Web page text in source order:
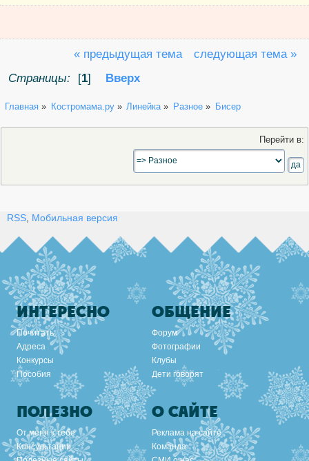
« предыдущая тема
следующая тема »
Страницы:
[1] Вверх
Главная » Костромама.ру» Линейка » Разное» Бисер
Перейти в:
RSS Мобильная версия
ИНТЕРЕСНО
Почитать
Адреса
Конкурсы
Пособия
ОБЩЕНИЕ
Форум
Фотографии
Клубы
Дети говорят
ПОЛЕЗНО
От меня к тебе
Консультации
О САЙТЕ
Реклама на сайте
Команда